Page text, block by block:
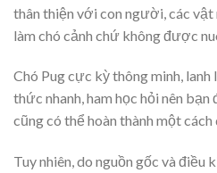
thân thiện với con người, các vật
làm chó cảnh chứ không được
Chó Pug cực kỳ thông minh, lanh
thức nhanh, ham học hỏi nên
cũng có thể hoàn thành một cách
Tuy nhiên, do nguồn gốc và điều